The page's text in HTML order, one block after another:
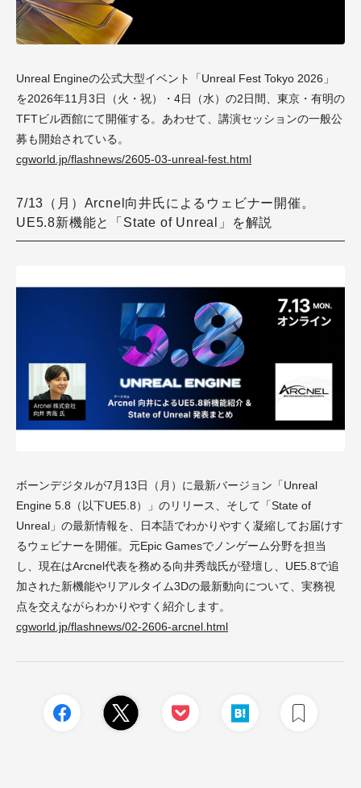
Unreal Engineの公式大型イベント「Unreal Fest Tokyo 2026」
を2026年11月3日（火・祝）・4日（水）の2日間、東京・有明の
TFTビル西館にて開催する。あわせて、講演セッションの一般公
募も開始されている。
cgworld.jp/flashnews/2605-03-unreal-fest.html
7/13（月）Arcnel向井氏によるウェビナー開催。
UE5.8新機能と「State of Unreal」を解説
ボーンデジタルが7月13日（月）に最新バージョン「Unreal
Engine 5.8（以下UE5.8）」のリリース、そして「State of
Unreal」の最新情報を、日本語でわかりやすく凝縮してお届けす
るウェビナーを開催。元Epic Gamesでノンゲーム分野を担当
し、現在はArcnel代表を務める向井秀哉氏が登壇し、UE5.8で追
加された新機能やリアルタイム3Dの最新動向について、実務視
点を交えながらわかりやすく紹介します。
cgworld.jp/flashnews/02-2606-arcnel.html